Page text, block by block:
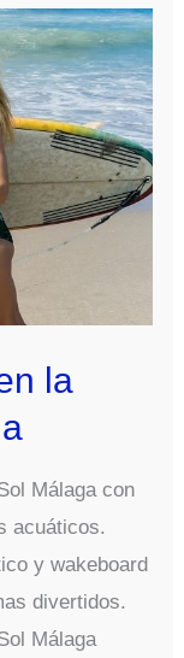
la
Málaga con
acuáticos.
y wakeboard
divertidos.
Málaga